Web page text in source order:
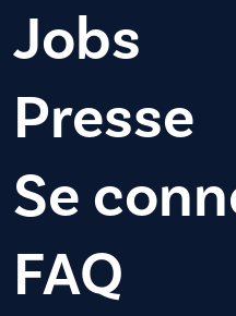
Jobs
Presse
Se
FAQ